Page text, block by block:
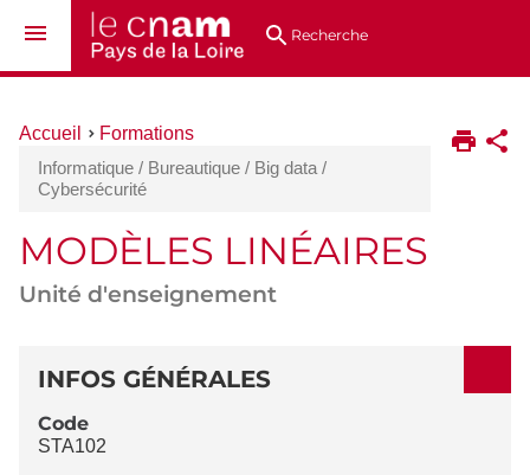
au
directsRecherche
Vous
ici :
Accueil
Formations
Informatique / Bureautique / Big data /
Cybersécurité
MODÈLES LINÉAIRES
Unité d'enseignement
DÉTAILS
INFOS GÉNÉRALES
Code
STA102